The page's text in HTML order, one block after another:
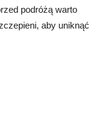
podróżą warto
aby uniknąć